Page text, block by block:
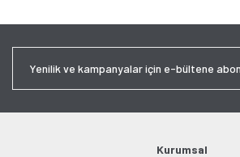
Ürün açıklamasında eksik bilgiler bulunuyor.
Bu ürüne benzer farklı alternatifler olmalı.
Kurumsal